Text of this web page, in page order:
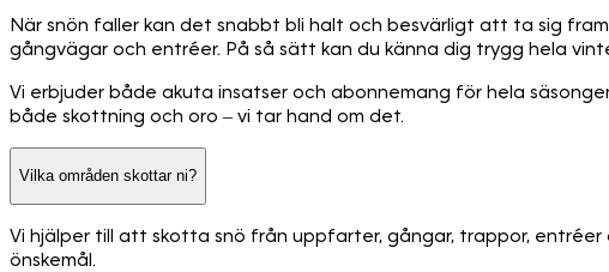
När snön faller kan det snabbt bli halt och besvärligt att ta sig
gångvägar och entréer. På så sätt kan du känna dig trygg hela
Vi erbjuder både akuta insatser och abonnemang för hela
både skottning och oro – vi tar hand om det.
Vilka områden skottar ni?
Vi hjälper till att skotta snö från uppfarter, gångar, trappor,
önskemål.